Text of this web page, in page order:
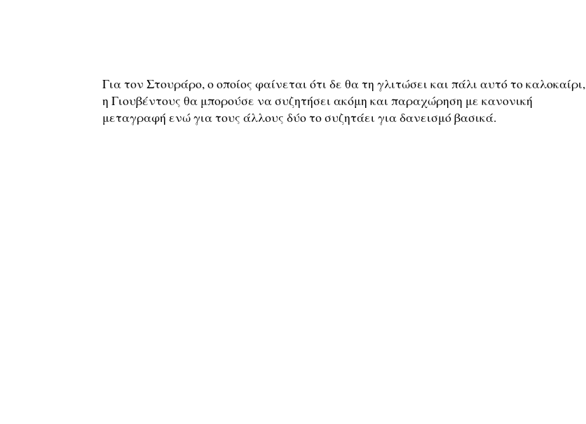
Για τον Στουράρο, ο οποίος φαίνεται ότι δε θα τη γλιτώσει και πάλι αυτό το καλοκαίρι,
η Γιουβέντους θα μπορούσε να συζητήσει ακόμη και παραχώρηση με κανονική
μεταγραφή ενώ για τους άλλους δύο το συζητάει για δανεισμό βασικά.